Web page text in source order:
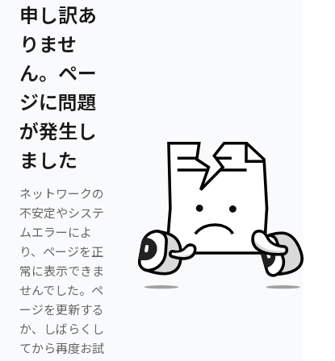
申し訳あ
りませ
ん。ペー
ジに問題
が発生し
ました
ネットワークの
不安定やシステ
ムエラーによ
り、ページを正
常に表示できま
せんでした。ペ
ージを更新する
か、しばらくし
てから再度お試